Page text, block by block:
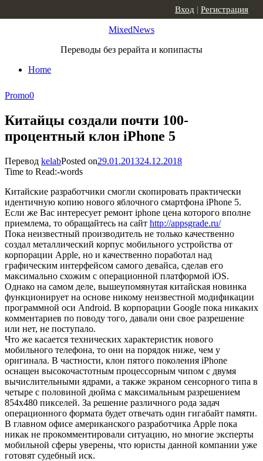
MixedNews
Переводы без рерайта и копипасты
Home
Вход | Регистрация
Promo0
Китайцы создали почти 100-
процентный клон iPhone 5
Перевод kelabPosted on29.01.201324.12.2018
Time to Read:-words
Китайские разработчики смогли скопировать практически
идентичную копию нового яблочного смартфона iPhone 5.
Если же Вас интересует ремонт iphone цена которого вполне
приемлема, то обращайтесь на сайт http://appsgrade.ru/
Пока неизвестный производитель не только качественно
создал металлический корпус мобильного устройства от
корпорации Apple, но и качественно поработал над
графическим интерфейсом самого девайса, сделав его
максимально схожим с операционной платформой iOS.
Однако на самом деле, вышеупомянутая китайская новинка
функционирует на основе никому неизвестной модификации
программной оси Android. В корпорации Google пока никаких
комментариев по поводу того, давали они свое разрешение
или нет, не поступало.
Что же касается технических характеристик нового
мобильного телефона, то они на порядок ниже, чем у
оригинала. В частности, клон пятого поколения iPhone
оснащен высокочастотным процессорным чипом с двумя
вычислительными ядрами, а также экраном сенсорного типа в
четыре с половиной дюйма с максимальным разрешением
854х480 пикселей. За решение различного рода задач
операционного формата будет отвечать один гигабайт памяти.
В главном офисе американского разработчика Apple пока
никак не прокомментировали ситуацию, но многие эксперты
мобильной сферы уверены, что юристы данной компании уже
готовят судебный иск.